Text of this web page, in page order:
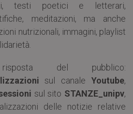
testi poetici e letterari,
meditazioni, ma anche
nutrizionali, immagini, playlist
del pubblico:
sul canaleYoutube,
sul sito STANZE_unipv,
delle notizie relative